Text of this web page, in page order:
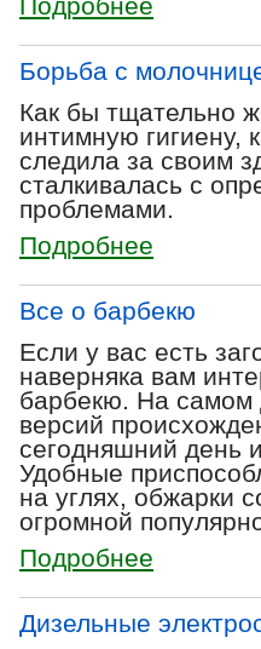
Борьба с
Как бы тщательно
интимную гигиену,
следила за своим
сталкивалась с
проблемами.
Подробнее
Все о барбекю
Если у вас есть
наверняка вам
барбекю. На самом
версий
сегодняшний день
Удобные
на углях, обжарки
огромной
Подробнее
Дизельные